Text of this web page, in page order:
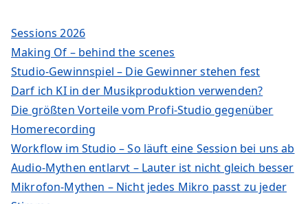
Sessions 2026
Making Of – behind the scenes
Studio-Gewinnspiel – Die Gewinner stehen fest
Darf ich KI in der Musikproduktion verwenden?
Die größten Vorteile vom Profi-Studio gegenüber
Homerecording
Workflow im Studio – So läuft eine Session bei uns ab
Audio-Mythen entlarvt – Lauter ist nicht gleich besser
Mikrofon-Mythen – Nicht jedes Mikro passt zu jeder